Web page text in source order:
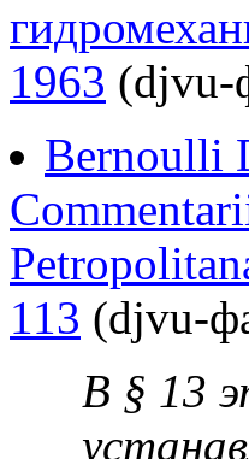
1963 (djvu-
Bernoulli
113 (djvu-
В § 13